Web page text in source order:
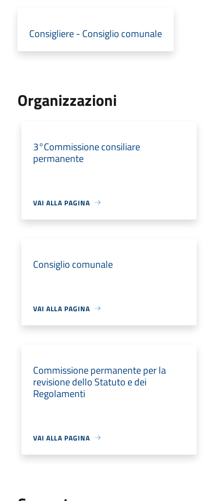
Consigliere - Consiglio comunale
Organizzazioni
3°Commissione consiliare
permanente
VAI ALLA PAGINA
Consiglio comunale
VAI ALLA PAGINA
Commissione permanente per la
revisione dello Statuto e dei
Regolamenti
VAI ALLA PAGINA